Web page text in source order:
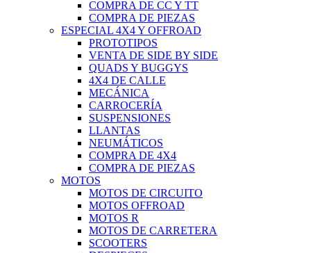
COMPRA DE CC Y TT
COMPRA DE PIEZAS
ESPECIAL 4X4 Y OFFROAD
PROTOTIPOS
VENTA DE SIDE BY SIDE
QUADS Y BUGGYS
4X4 DE CALLE
MECÁNICA
CARROCERÍA
SUSPENSIONES
LLANTAS
NEUMÁTICOS
COMPRA DE 4X4
COMPRA DE PIEZAS
MOTOS
MOTOS DE CIRCUITO
MOTOS OFFROAD
MOTOS R
MOTOS DE CARRETERA
SCOOTERS